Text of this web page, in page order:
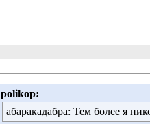
polikop:
абаракадабра: Тем более я